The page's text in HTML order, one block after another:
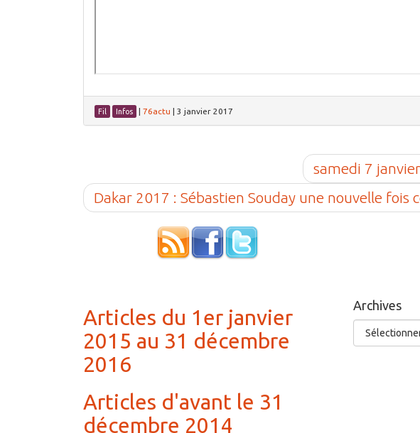
Fil Infos | 76actu | 3 janvier 2017
samedi 7
Dakar 2017 : Sébastien Souday une nouvelle
Articles du 1er janvier
2015 au 31 décembre
2016
Articles d'avant le 31
décembre 2014
Archives
Archives